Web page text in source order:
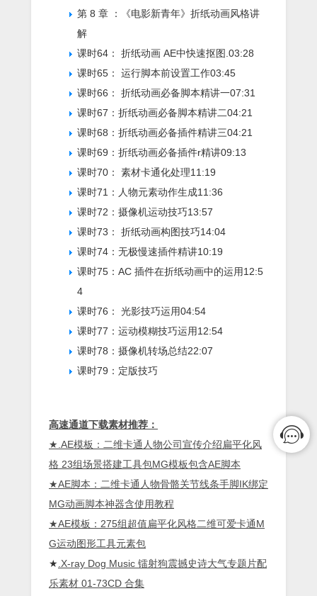
第 8 章 ：《电影新青年》折纸动画风格讲
解
课时64： 折纸动画 AE中快速抠图. 03:28
课时65： 运行脚本前设置工作03:45
课时66： 折纸动画必备脚本精讲一07:31
课时67：折纸动画必备脚本精讲二04:21
课时68：折纸动画必备插件精讲三04:21
课时69：折纸动画必备插件r精讲09:13
课时70： 素材卡通化处理11:19
课时71：人物元素动作生成11:36
课时72：摄像机运动技巧13:57
课时73： 折纸动画构图技巧14:04
课时74：无极慢速插件精讲10:19
课时75：AC 插件在折纸动画中的运用12:5
4
课时76： 光影技巧运用04:54
课时77：运动模糊技巧运用12:54
课时78：摄像机转场总结22:07
课时79：定版技巧
高速通道下载素材推荐：
★ AE模板：二维卡通人物公司宣传介绍扁平化风
格 23组场景搭建工具包MG模板包含AE脚本
★AE脚本：二维卡通人物骨骼关节线条手脚IK绑定
MG动画脚本神器含使用教程
★AE模板：275组超值扁平化风格二维可爱卡通M
G运动图形工具元素包
★ .X-ray Dog Music 镭射狗震撼史诗大气专题片配
乐素材 01-73CD 合集